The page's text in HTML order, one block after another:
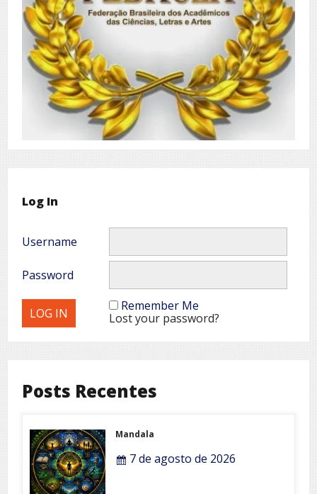
Log In
Username
Password
Remember Me
Lost your password?
Posts Recentes
Mandala
7 de agosto de 2026